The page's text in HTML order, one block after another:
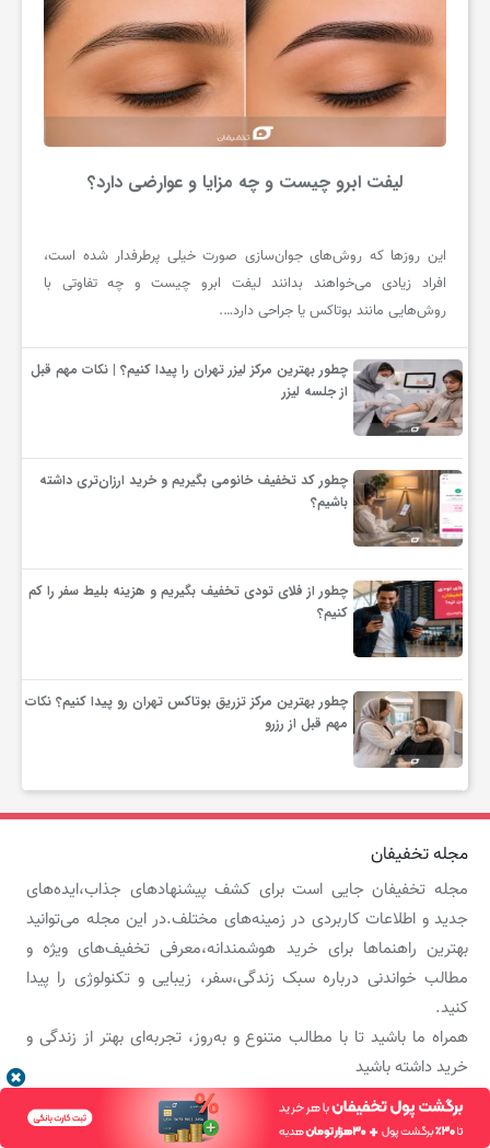
لیفت ابرو چیست و چه مزایا و عوارضی دارد؟
این روزها که روش‌های جوان‌سازی صورت خیلی پرطرفدار شده است،
افراد زیادی می‌خواهند بدانند لیفت ابرو چیست و چه تفاوتی با
روش‌هایی مانند بوتاکس یا جراحی دارد….
چطور بهترین مرکز لیزر تهران را پیدا کنیم؟ | نکات مهم قبل
از جلسه لیزر
چطور کد تخفیف خانومی بگیریم و خرید ارزان‌تری داشته
باشیم؟
چطور از فلای تودی تخفیف بگیریم و هزینه بلیط سفر را کم
کنیم؟
چطور بهترین مرکز تزریق بوتاکس تهران رو پیدا کنیم؟ نکات
مهم قبل از رزرو
مجله تخفیفان
مجله تخفیفان جایی است برای کشف پیشنهادهای جذاب،ایده‌های
جدید و اطلاعات کاربردی در زمینه‌های مختلف.در این مجله می‌توانید
بهترین راهنماها برای خرید هوشمندانه،معرفی تخفیف‌های ویژه و
مطالب خواندنی درباره سبک زندگی،سفر، زیبایی و تکنولوژی را پیدا
کنید.
همراه ما باشید تا با مطالب متنوع و به‌روز، تجربه‌ای بهتر از زندگی و
خرید داشته باشید